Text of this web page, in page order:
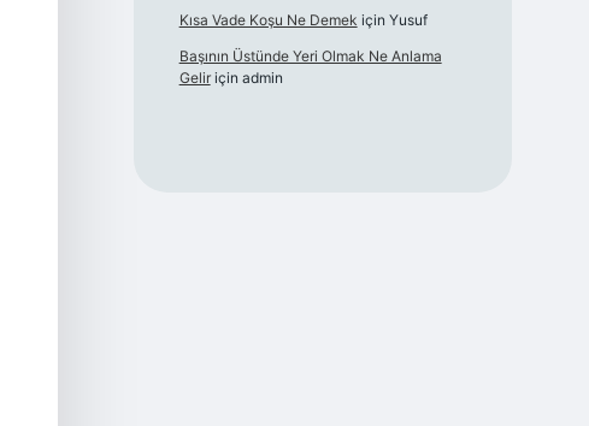
Kısa Vade Koşu Ne Demek için Yusuf
Başının Üstünde Yeri Olmak Ne Anlama
Geliriçin admin